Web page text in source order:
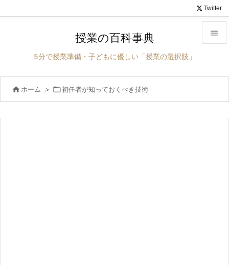


前へ
Twitter
授業の百科事典
5分で授業準備・子どもに優しい「授業の選択肢」
 ホーム > 初任者が知っておくべき技術